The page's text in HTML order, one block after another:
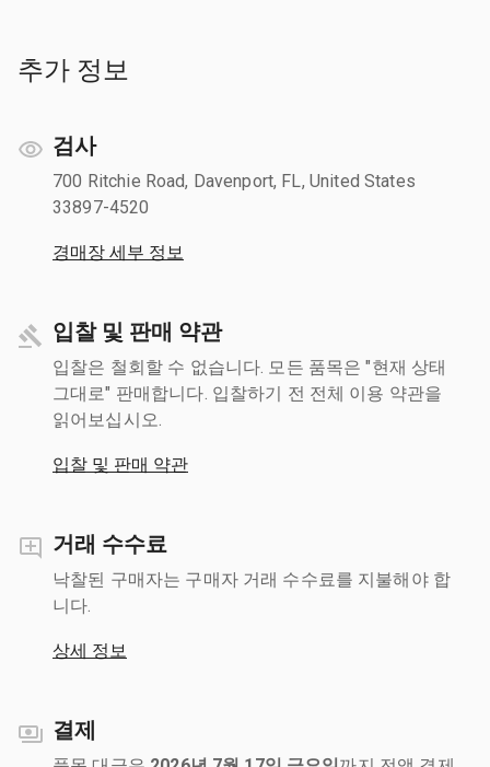
추가 정보
검사
700 Ritchie Road, Davenport, FL, United States
33897-4520
경매장 세부 정보
입찰 및 판매 약관
입찰은 철회할 수 없습니다. 모든 품목은 "현재 상태
그대로" 판매합니다. 입찰하기 전 전체 이용 약관을
읽어보십시오.
입찰 및 판매 약관
거래 수수료
낙찰된 구매자는 구매자 거래 수수료를 지불해야 합
니다.
상세 정보
결제